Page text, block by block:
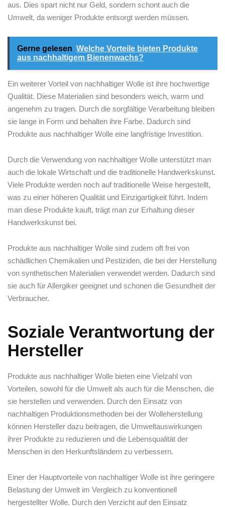
aus. Dies spart nicht nur Geld, sondern schont auch die
Umwelt,‌ da weniger Produkte entsorgt werden ‌müssen.
Gerne gelesen Welche Vorteile bieten Produkte
aus nachhaltigem Bienenwachs?
Ein​ weiterer⁤ Vorteil von nachhaltiger⁢ Wolle ist ihre hochwertige
Qualität. Diese Materialien ‌sind⁣ besonders​ weich, warm und
angenehm zu tragen. Durch⁢ die sorgfältige Verarbeitung bleiben‍
sie lange in Form und‍ behalten ​ihre‍ Farbe. Dadurch​ sind⁢
Produkte aus nachhaltiger ‌Wolle ⁢eine ‌langfristige Investition.
Durch⁢ die Verwendung von nachhaltiger ⁤Wolle unterstützt man
auch die lokale⁤ Wirtschaft und die traditionelle⁣ Handwerkskunst.
Viele Produkte ‌werden noch auf traditionelle Weise hergestellt, ​
was‌ zu einer höheren Qualität und Einzigartigkeit‍ führt. Indem ​
man diese Produkte⁣ kauft, trägt man zur Erhaltung dieser
⁢Handwerkskunst⁣ bei.
Produkte ​aus ​nachhaltiger Wolle sind⁤ zudem oft frei von⁤
schädlichen‍ Chemikalien ⁣und⁣ Pestiziden, die bei⁤ der Herstellung
‌von ‌synthetischen Materialien verwendet⁢ werden. Dadurch⁣ sind
sie auch für⁤ Allergiker geeignet und schonen⁤ die Gesundheit der
Verbraucher.
Soziale Verantwortung⁢ der
Hersteller
Produkte aus⁣ nachhaltiger Wolle bieten eine Vielzahl von
Vorteilen, sowohl ⁤für die Umwelt ‌als auch für die Menschen, die
sie ⁤herstellen​ und verwenden. Durch den Einsatz​ von‌
nachhaltigen Produktionsmethoden bei der Wolleherstellung
können Hersteller dazu beitragen, ⁢die Umweltauswirkungen
ihrer Produkte zu ⁤reduzieren und ‌die Lebensqualität⁤ der
Menschen in den Herkunftsländern zu verbessern.
Einer der ⁤Hauptvorteile von nachhaltiger Wolle​ ist ihre geringere
Belastung der Umwelt im Vergleich zu konventionell
⁣hergestellter ‍Wolle. ‌Durch den Verzicht auf den⁤ Einsatz